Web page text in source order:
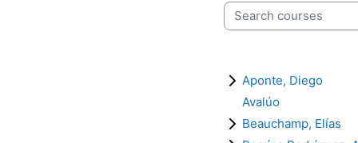
Search courses
Aponte, Diego
Avalúo
Beauchamp, Elías